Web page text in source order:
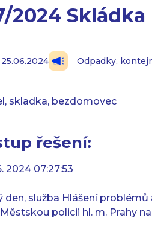
2024
25.06.2024 Odpadky,
skladka, bezdomovec
řešení:
2024 07:27:53
den, služba Hlášení
policii hl. m. Prahy na